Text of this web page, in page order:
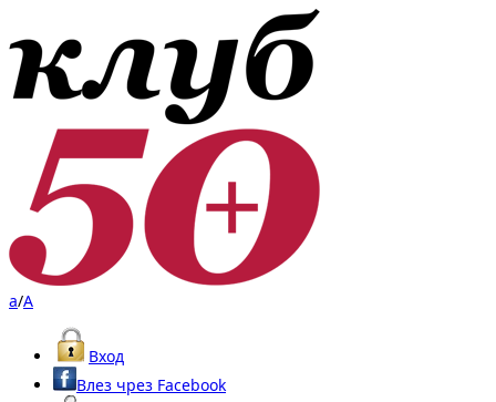
a/A
Вход
Влез чрез Facebook